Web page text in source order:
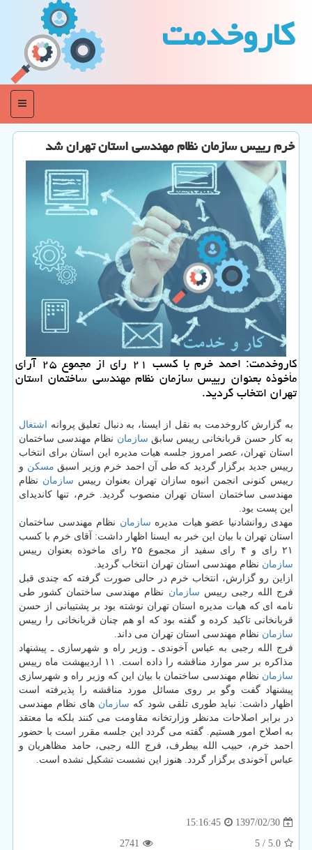
كاروخدمت
منو
خرم رییس سازمان نظام مهندسی استان تهران شد
كاروخدمت: احمد خرم با كسب ۲۱ رای از مجموع ۲۵ آرای
مأخوذه بعنوان رییس سازمان نظام مهندسی ساختمان استان
تهران انتخاب گردید.
به گزارش كاروخدمت به نقل از ایسنا، به دنبال تعلیق پروانه اشتغال
به كار حسن قربانخانی رییس سابق سازمان نظام مهندسی ساختمان
استان تهران، عصر امروز جلسه هیات مدیره این استان برای انتخاب
رییس جدید برگزار گردید كه طی آن احمد خرم وزیر اسبق مسكن و
رییس كنونی انجمن انبوه سازان تهران بعنوان رییس سازمان نظام
مهندسی ساختمان استان تهران منصوب گردید. خرم، تنها كاندیدای
این پست بود.
مهدی روانشادنیا عضو هیات مدیره سازمان نظام مهندسی ساختمان
استان تهران با بیان این خبر به ایسنا اظهار داشت: آقای خرم با كسب
۲۱ رای و ۴ رای سفید از مجموع ۲۵ رای ماخوذه بعنوان رییس
سازمان نظام مهندسی استان تهران انتخاب گردید.
ازاین رو گزارش، انتخاب خرم در حالی صورت گرفته كه چندی قبل
فرج الله رجبی رییس سازمان نظام مهندسی ساختمان كشور طی
نامه ای كه هیات مدیره استان تهران نوشته بود بر پشتیبانی از حسن
قربانخانی تاكید كرده و گفته بود كه او هم چنان قربانخانی را رییس
سازمان نظام مهندسی استان تهران می داند.
فرج الله رجبی به عباس آخوندی ـ وزیر راه و شهرسازی ـ پیشنهاد
مذاكره بر سر موارد مناقشه را داده است. ۱۱ اردیبهشت ماه رییس
سازمان نظام مهندسی ساختمان با بیان این كه وزیر راه و شهرسازی
پیشنهاد گفت وگو بر روی مسائل مورد مناقشه را پذیرفته است
اظهار داشت: نباید طوری تلقی شود كه سازمان های نظام مهندسی
در برابر اصلاحات مدنظر وزارتخانه مقاومت می كنند بلكه ما معتقد
به اصلاح امور هستیم. گفته می گردد این جلسه مقرر است با حضور
احمد خرم، حبیب الله بیطرف، فرج الله رجبی، حامد مظاهریان و
عباس آخوندی برگزار گردد. هنوز این نشست تشكیل نشده است.
1397/02/30
15:16:45
5.0
/ 5
2741